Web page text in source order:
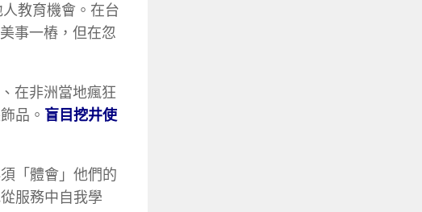
教育機會。在台
事一樁，但在忽
在非洲當地瘋狂
品。 盲目挖井使
「體會」他們的
服務中自我學